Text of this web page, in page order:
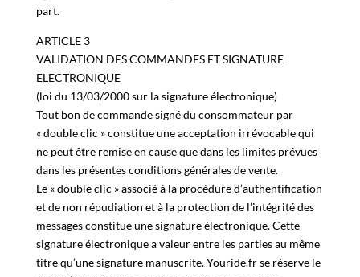
également livré à cette date, sauf avis contraire de votre
ARTICLE 3
VALIDATION DES COMMANDES ET SIGNATURE
ELECTRONIQUE
(loi du 13/03/2000 sur la signature électronique)
Tout bon de commande signé du consommateur par
« double clic » constitue une acceptation irrévocable qui
ne peut être remise en cause que dans les limites prévues
dans les présentes conditions générales de vente.
Le « double clic » associé à la procédure d’authentification
et de non répudiation et à la protection de l’intégrité des
messages constitue une signature électronique. Cette
signature électronique a valeur entre les parties au même